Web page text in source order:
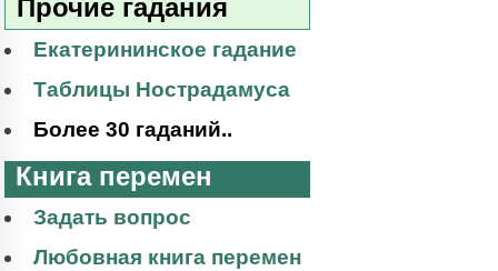
Прочие гадания
Екатерининское гадание
Таблицы Нострадамуса
Более 30 гаданий..
Книга перемен
Задать вопрос
Любовная книга перемен